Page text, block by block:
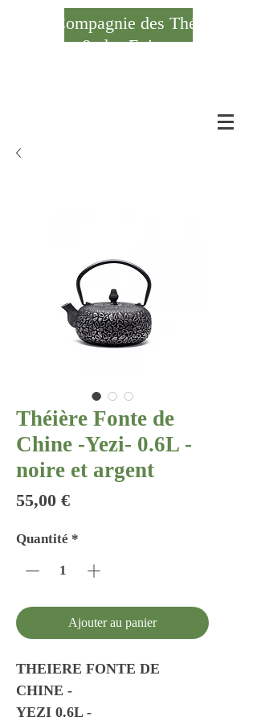
Compagnie des Thés
& des Epices
Théière Fonte de
Chine -Yezi- 0.6L -
noire et argent
55,00 €Prix
Quantité *
Ajouter au panier
THEIERE FONTE DE
CHINE -
YEZI 0.6L -